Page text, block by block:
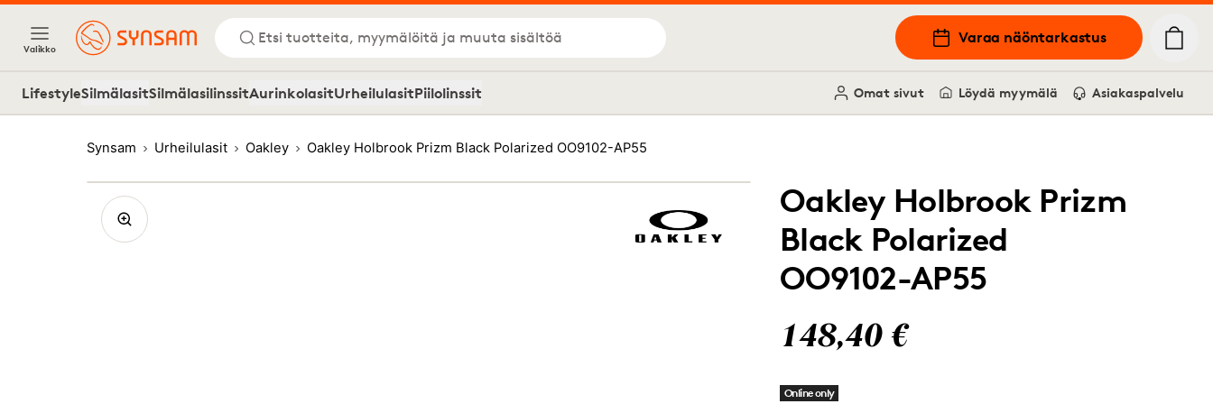
Valikko
Etsi tuotteita, myymälöitä ja muuta sisältöä Varaa näöntarkastus
LifestyleSilmälasitSilmälasilinssitAurinkolasitUrheilulasitPiilolinssit Omat sivut Löydä myymälä Asiakaspalvelu
Synsam Urheilulasit Oakley Oakley Holbrook Prizm Black Polarized OO9102-AP55
Oakley Holbrook Prizm
Black Polarized
OO9102-AP55
148,40 €
Online only